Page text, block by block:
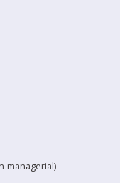
managerial)